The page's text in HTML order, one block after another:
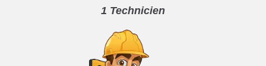
1 Technicien